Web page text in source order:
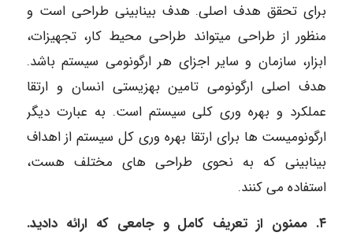
برای تحقق هدف اصلی. هدف بینابینی طراحی است و
منظور از طراحی میتواند طراحی محیط کار، تجهیزات،
ابزار، سازمان و سایر اجزای هر ارگونومی سیستم باشد.
هدف اصلی ارگونومی تامین بهزیستی انسان و ارتقا
عملکرد و بهره وری کلی سیستم است. به عبارت دیگر
ارگونومیست ها برای ارتقا بهره وری کل سیستم از اهداف
بینابینی که به نحوی طراحی های مختلف هست،
استفاده می کنند.
۴. ممنون از تعریف کامل و جامعی که ارائه دادید.